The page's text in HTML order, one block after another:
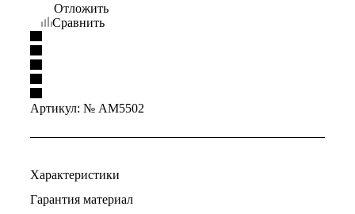
Отложить
Сравнить
Артикул: № AM5502
Характеристики
Гарантия материал